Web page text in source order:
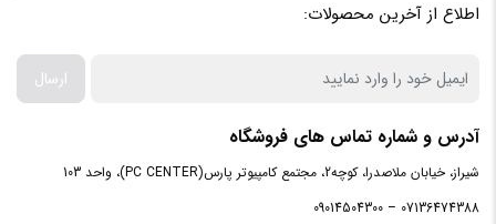
اطلاع از آخرین محصولات:
ارسال
آدرس و شماره تماس های فروشگاه
شیراز، خیابان ملاصدرا، کوچه2، مجتمع کامپیوتر پارس(PC CENTER)، واحد 103
07136474388 – 09014504300